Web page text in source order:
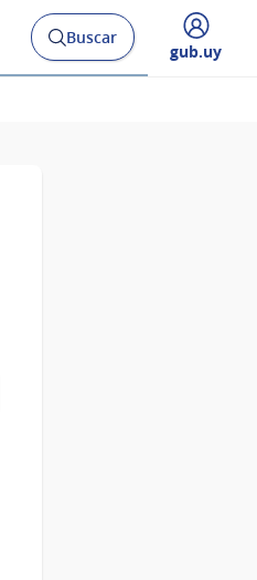
Abrir
buscador
Buscar
Desplegar
gub.uy